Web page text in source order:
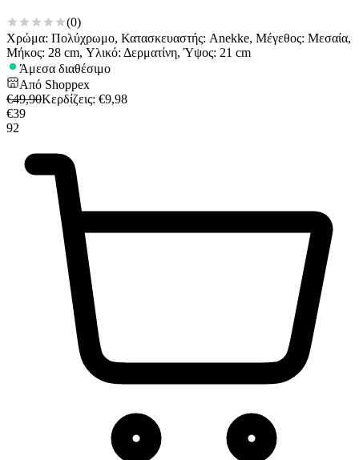
(0)
Χρώμα: Πολύχρωμο, Κατασκευαστής: Anekke, Μέγεθος: Μεσαία,
Μήκος: 28 cm, Υλικό: Δερματίνη, Ύψος: 21 cm
Άμεσα διαθέσιμο
Από Shoppex
€49,90Κερδίζεις: €9,98
€39
92